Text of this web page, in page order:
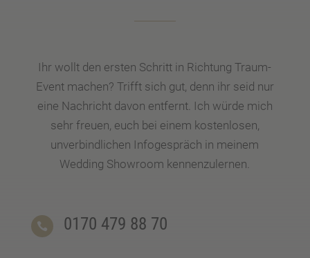
Ihr wollt den ersten Schritt in Richtung Traum-
Event machen? Trifft sich gut, denn ihr seid nur
eine Nachricht davon entfernt. Ich würde mich
sehr freuen, euch bei einem kostenlosen,
unverbindlichen Infogespräch in meinem
Wedding Showroom kennenzulernen.
 0170 479 88 70